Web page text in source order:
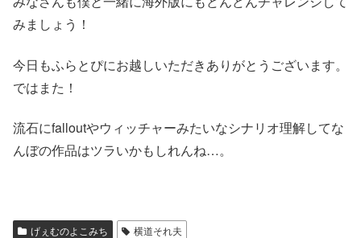
みましょう！
今日もふらとぴにお越しいただきありがとうございます。
ではまた！
流石にfalloutやウィッチャーみたいなシナリオ理解してな
んぼの作品はツラいかもしれんね…。
げぇむのよこみち 横道それ夫